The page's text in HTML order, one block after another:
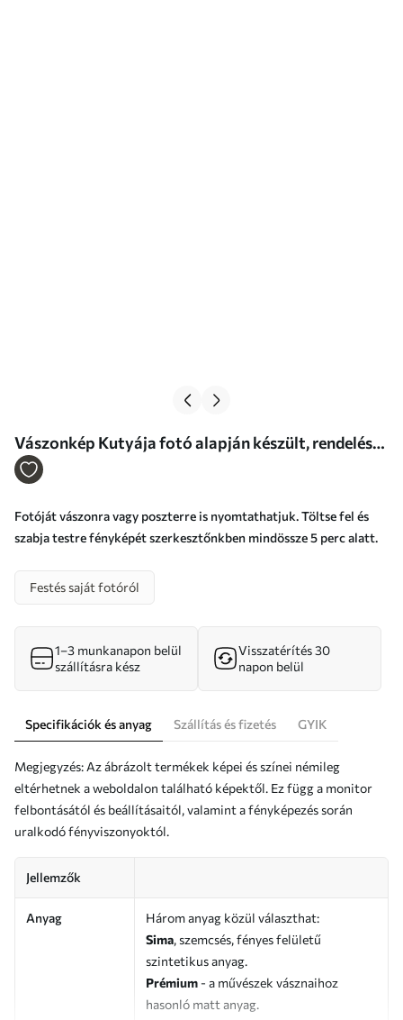
Vászonkép Kutyája fotó alapján készült, rendelésre
Nr s47170
Fotóját vászonra vagy poszterre is nyomtathatjuk. Töltse fel és
szabja testre fényképét szerkesztőnkben mindössze 5 perc alatt.
Festés saját fotóról
1–3 munkanapon belül
szállításra kész
Visszatérítés 30
napon belül
Specifikációk és anyag Szállítás és fizetés GYIK
Megjegyzés: Az ábrázolt termékek képei és színei némileg
eltérhetnek a weboldalon található képektől. Ez függ a monitor
felbontásától és beállításaitól, valamint a fényképezés során
uralkodó fényviszonyoktól.
Jellemzők
Anyag
Három anyag közül választhat:
Sima, szemcsés, fényes felületű
szintetikus anyag.
Prémium - a művészek vásznaihoz
hasonló matt anyag.